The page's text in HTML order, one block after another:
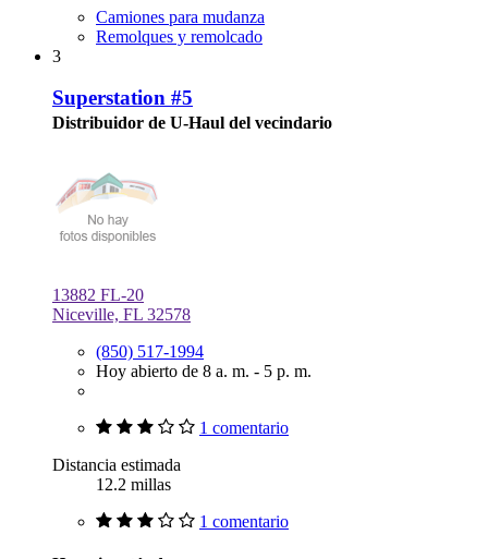
Camiones para mudanza
Remolques y remolcado
3
Superstation #5
Distribuidor de U-Haul del vecindario
13882 FL-20
Niceville, FL 32578
(850) 517-1994
Hoy abierto de 8 a. m. - 5 p. m.
1 comentario
Distancia estimada
12.2 millas
1 comentario